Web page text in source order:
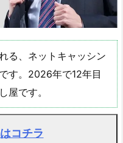
る、ネットキャッシン
す。2026年で12年目
屋です。
コチラ